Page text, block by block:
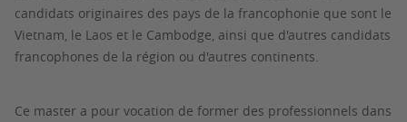
candidats originaires des pays de la francophonie que sont le
Vietnam, le Laos et le Cambodge, ainsi que d'autres candidats
francophones de la région ou d'autres continents.
Ce master a pour vocation de former des professionnels dans